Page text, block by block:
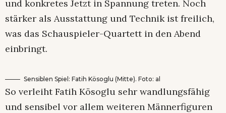
und konkretes Jetzt in Spannung treten. Noch
stärker als Ausstattung und Technik ist freilich,
was das Schauspieler-Quartett in den Abend
einbringt.
Sensiblen Spiel: Fatih Kösoglu (Mitte). Foto: al
So verleiht Fatih Kösoglu sehr wandlungsfähig
und sensibel vor allem weiteren Männerfiguren